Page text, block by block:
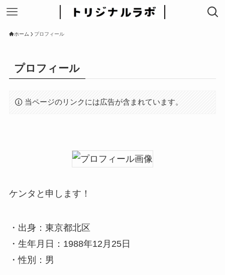
ホーム プロフィール
プロフィール
当ページのリンクには広告が含まれています。
ケンタと申します！
・出身：東京都北区
・生年月日：1988年12月25日
・性別：男